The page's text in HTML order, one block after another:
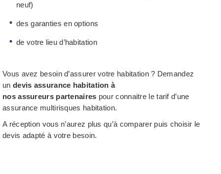
neuf)
des garanties en options
de votre lieu d’habitation
Vous avez besoin d’assurer votre habitation ? Demandez
un devis assurance habitation à
nos assureurs partenaires pour connaitre le tarif d’une
assurance multirisques habitation.
A réception vous n’aurez plus qu’à comparer puis choisir le
devis adapté à votre besoin.